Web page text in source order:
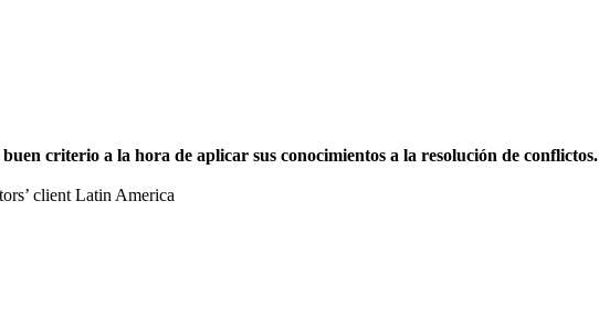
criterio a la hora de aplicar sus conocimientos a la resolución de conflictos.
client Latin America